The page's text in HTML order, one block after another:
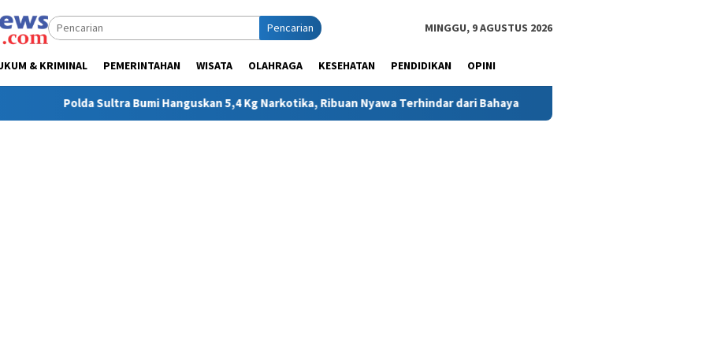
Pencarian MINGGU, 9 AGUSTUS 2026
& KRIMINAL PEMERINTAHAN WISATA OLAHRAGA KESEHATAN PENDIDIKAN OPINI
Hanguskan 5,4 Kg Narkotika, Ribuan Nyawa Terhindar dari Bahaya MIND ID Tegaskan Dukungan Penuh Bagi PT